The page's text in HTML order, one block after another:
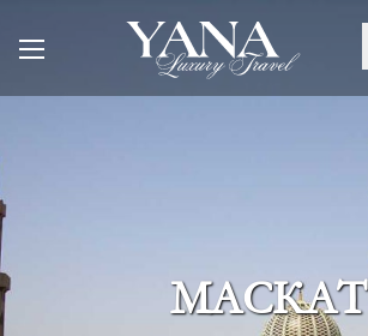
МАСКАТ